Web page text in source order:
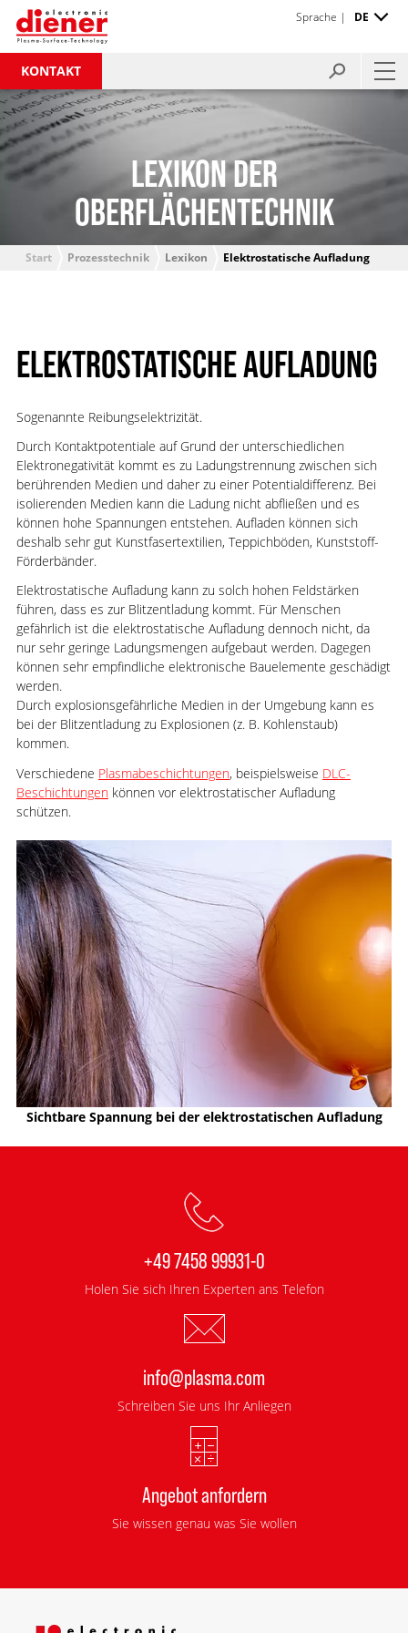
KONTAKT
Sprache | DE
LEXIKON DER
OBERFLÄCHENTECHNIK
Start Prozesstechnik Lexikon Elektrostatische Aufladung
ELEKTROSTATISCHE AUFLADUNG
Sogenannte Reibungselektrizität.
Durch Kontaktpotentiale auf Grund der unterschiedlichen
Elektronegativität kommt es zu Ladungstrennung zwischen sich
berührenden Medien und daher zu einer Potentialdifferenz. Bei
isolierenden Medien kann die Ladung nicht abfließen und es
können hohe Spannungen entstehen. Aufladen können sich
deshalb sehr gut Kunstfasertextilien, Teppichböden, Kunststoff-
Förderbänder.
Elektrostatische Aufladung kann zu solch hohen Feldstärken
führen, dass es zur Blitzentladung kommt. Für Menschen
gefährlich ist die elektrostatische Aufladung dennoch nicht, da
nur sehr geringe Ladungsmengen aufgebaut werden. Dagegen
können sehr empfindliche elektronische Bauelemente geschädigt
werden.
Durch explosionsgefährliche Medien in der Umgebung kann es
bei der Blitzentladung zu Explosionen (z. B. Kohlenstaub)
kommen.
Verschiedene Plasmabeschichtungen, beispielsweise DLC-
Beschichtungenkönnen vor elektrostatischer Aufladung
schützen.
Sichtbare Spannung bei der elektrostatischen Aufladung
+49 7458 99931-0
Holen Sie sich Ihren Experten ans Telefon
info@plasma.com
Schreiben Sie uns Ihr Anliegen
Angebot anfordern
Sie wissen genau was Sie wollen